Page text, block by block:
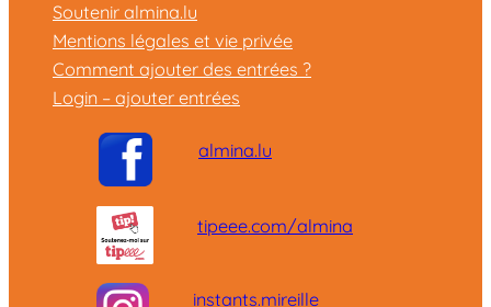
Soutenir almina.lu
Mentions légales et vie privée
Comment ajouter des entrées ?
Login – ajouter entrées
almina.lu
tipeee.com/almina
instants.mireille